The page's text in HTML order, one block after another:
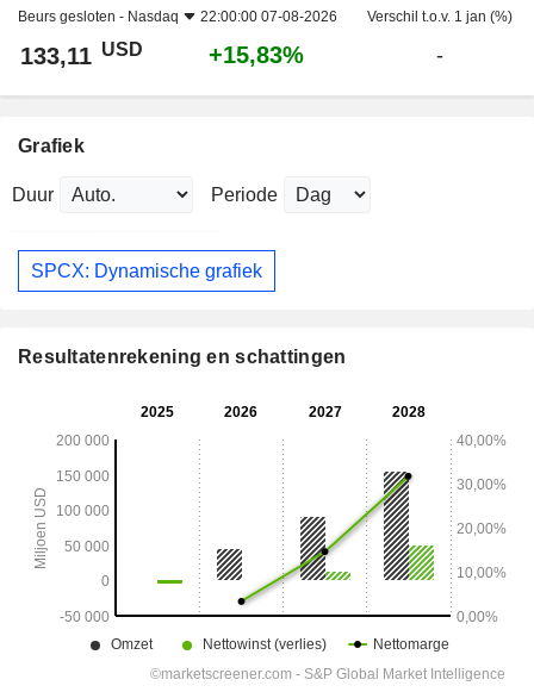
Beurs gesloten - Nasdaq 22:00:00 07-08-2026 Verschil t.o.v. 1 jan (%)
133,11 USD +15,83% -
Grafiek
Duur Periode
SPCX: Dynamische grafiek
Resultatenrekening en schattingen